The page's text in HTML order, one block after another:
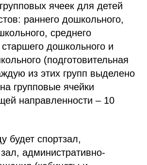
ячеек для детей
раннего дошкольного,
среднего
дошкольного и
(подготовительная
из этих групп выделено
групповые ячейки
направленности – 10
будет спортзал,
административно-